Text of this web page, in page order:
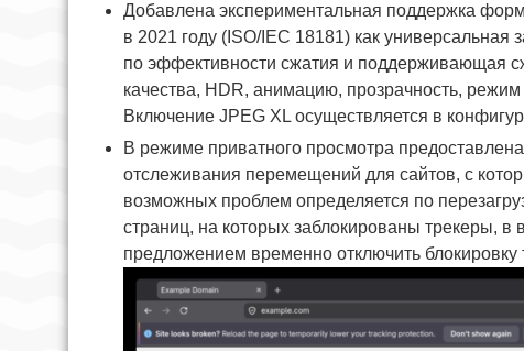
Добавлена экспериментальная поддержка
в 2021 году (ISO/IEC 18181) как
по эффективности сжатия и поддерживающая
качества, HDR, анимацию, прозрачность,
Включение JPEG XL осуществляется в
В режиме приватного просмотра
отслеживания перемещений для сайтов, с
возможных проблем определяется по
страниц, на которых заблокированы трекеры, в
предложением временно отключить блокировку